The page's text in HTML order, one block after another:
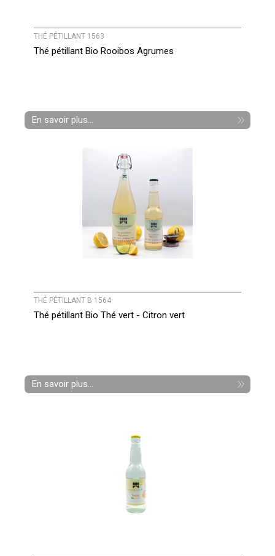
THÉ PÉTILLANT 1563
Thé pétillant Bio Rooibos Agrumes
En savoir plus...
THÉ PÉTILLANT B 1564
Thé pétillant Bio Thé vert - Citron vert
En savoir plus...